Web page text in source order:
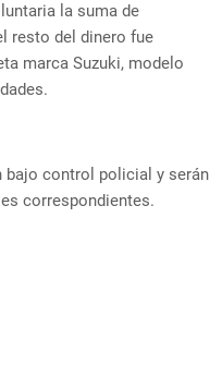
la suma de
resto del dinero fue
marca Suzuki, modelo
control policial y serán
correspondientes.